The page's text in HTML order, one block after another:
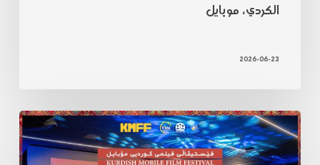
الكردي، موبايل
2026-06-23